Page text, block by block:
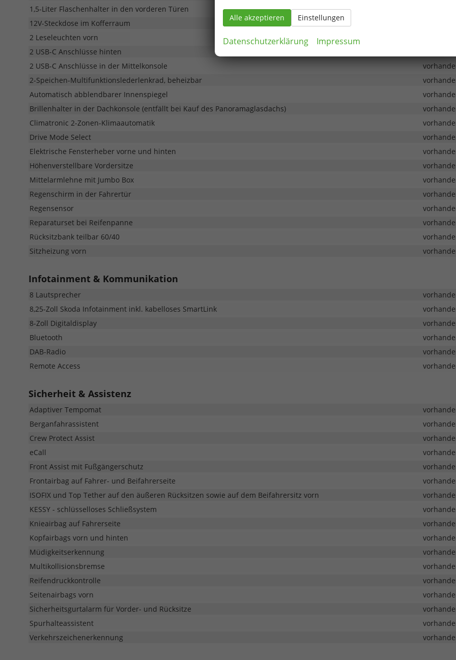
1,5-Liter Flaschenhalter in den vorderen Türen
12V-Steckdose im Kofferraum
2 Leseleuchten vorn
2 USB-C Anschlüsse hinten
2 USB-C Anschlüsse in der Mittelkonsole
2-Speichen-Multifunktionslederlenkrad, beheizbar
Automatisch abblendbarer Innenspiegel
Brillenhalter in der Dachkonsole (entfällt bei Kauf des Panoramaglasdachs)
Climatronic 2-Zonen-Klimaautomatik
Drive Mode Select
Elektrische Fensterheber vorne und hinten
Höhenverstellbare Vordersitze
Mittelarmlehne mit Jumbo Box
Regenschirm in der Fahrertür
Regensensor
Reparaturset bei Reifenpanne
Rücksitzbank teilbar 60/40
Sitzheizung vorn
Infotainment & Kommunikation
8 Lautsprecher
8,25-Zoll Skoda Infotainment inkl. kabelloses SmartLink
8-Zoll Digitaldisplay
Bluetooth
DAB-Radio
Remote Access
Sicherheit & Assistenz
Adaptiver Tempomat
Berganfahrassistent
Crew Protect Assist
eCall
Front Assist mit Fußgängerschutz
Frontairbag auf Fahrer- und Beifahrerseite
ISOFIX und Top Tether auf den äußeren Rücksitzen sowie auf dem Beifahrersitz vorn
KESSY - schlüsselloses Schließsystem
Knieairbag auf Fahrerseite
Kopfairbags vorn und hinten
Müdigkeitserkennung
Multikollisionsbremse
Reifendruckkontrolle
Seitenairbags vorn
Sicherheitsgurtalarm für Vorder- und Rücksitze
Spurhalteassistent
Verkehrszeichenerkennung
Alle akzeptieren Einstellungen
Datenschutzerklärung Impressum